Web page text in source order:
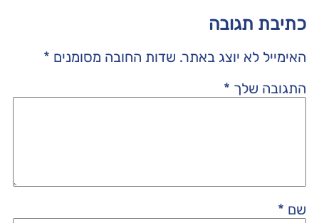
כתיבת תגובה
האימייל לא יוצג באתר. שדות החובה מסומנים *
התגובה שלך *
שם *